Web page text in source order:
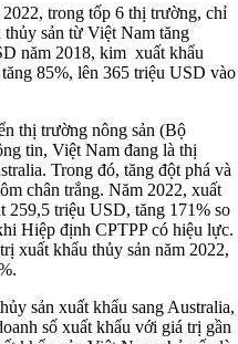
trong tốp 6 thị trường, chỉ
sản từ Việt Nam tăng
năm 2018, kim xuất khẩu
85%, lên 365 triệu USD vào
thị trường nông sản (Bộ
tin, Việt Nam đang là thị
Trong đó, tăng đột phá và
chân trắng. Năm 2022, xuất
259,5 triệu USD, tăng 171% so
Hiệp định CPTPP có hiệu lực.
xuất khẩu thủy sản năm 2022,
sản xuất khẩu sang Australia,
số xuất khẩu với giá trị gần